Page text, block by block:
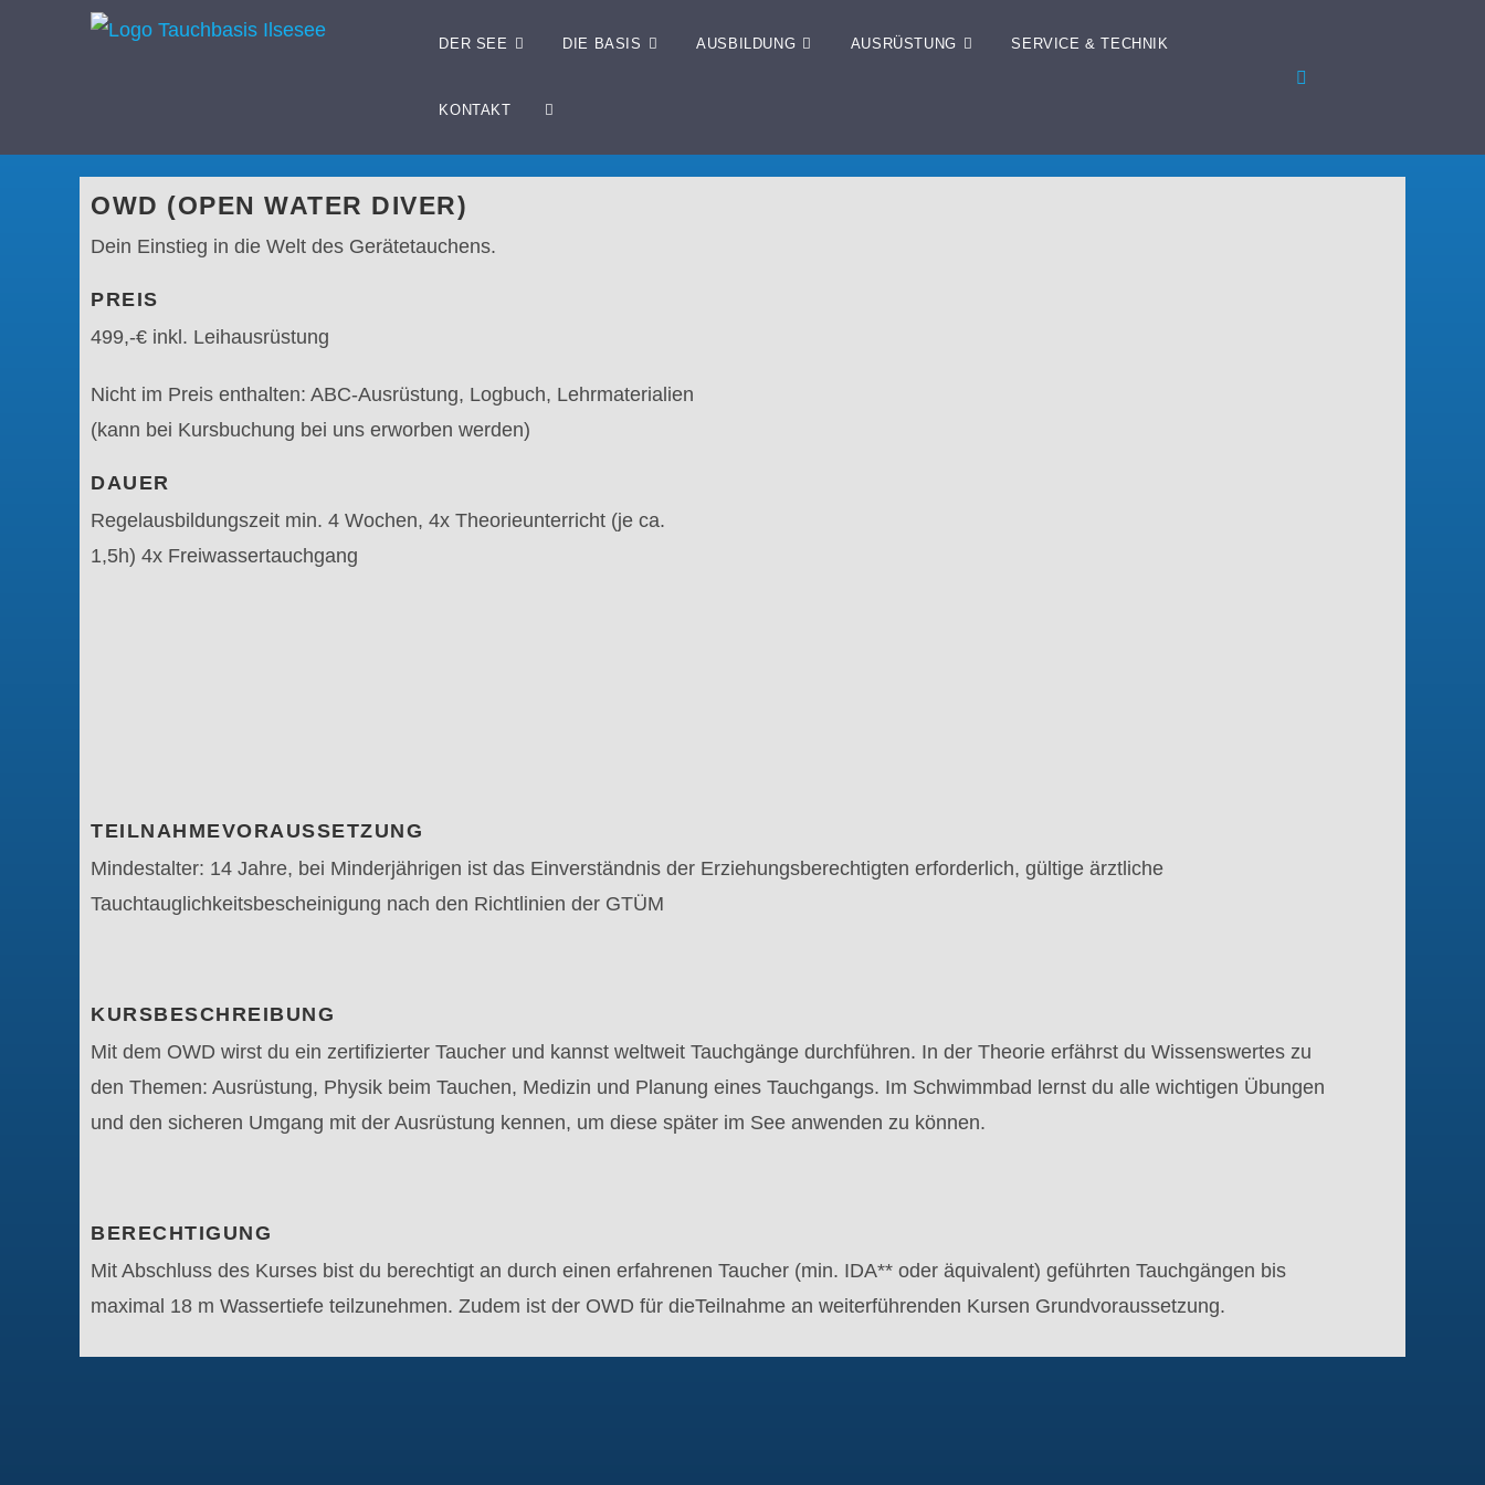
DER SEE DIE BASIS AUSBILDUNG AUSRÜSTUNG SERVICE & TECHNIK
KONTAKT
OWD (OPEN WATER DIVER)
Dein Einstieg in die Welt des Gerätetauchens.
PREIS
499,-€ inkl. Leihausrüstung
Nicht im Preis enthalten: ABC-Ausrüstung, Logbuch, Lehrmaterialien
(kann bei Kursbuchung bei uns erworben werden)
DAUER
Regelausbildungszeit min. 4 Wochen, 4x Theorieunterricht (je ca.
1,5h) 4x Freiwassertauchgang
TEILNAHMEVORAUSSETZUNG
Mindestalter: 14 Jahre, bei Minderjährigen ist das Einverständnis der Erziehungsberechtigten erforderlich, gültige ärztliche
Tauchtauglichkeitsbescheinigung nach den Richtlinien der GTÜM
KURSBESCHREIBUNG
Mit dem OWD wirst du ein zertifizierter Taucher und kannst weltweit Tauchgänge durchführen. In der Theorie erfährst du Wissenswertes zu
den Themen: Ausrüstung, Physik beim Tauchen, Medizin und Planung eines Tauchgangs. Im Schwimmbad lernst du alle wichtigen Übungen
und den sicheren Umgang mit der Ausrüstung kennen, um diese später im See anwenden zu können.
BERECHTIGUNG
Mit Abschluss des Kurses bist du berechtigt an durch einen erfahrenen Taucher (min. IDA** oder äquivalent) geführten Tauchgängen bis
maximal 18 m Wassertiefe teilzunehmen. Zudem ist der OWD für dieTeilnahme an weiterführenden Kursen Grundvoraussetzung.